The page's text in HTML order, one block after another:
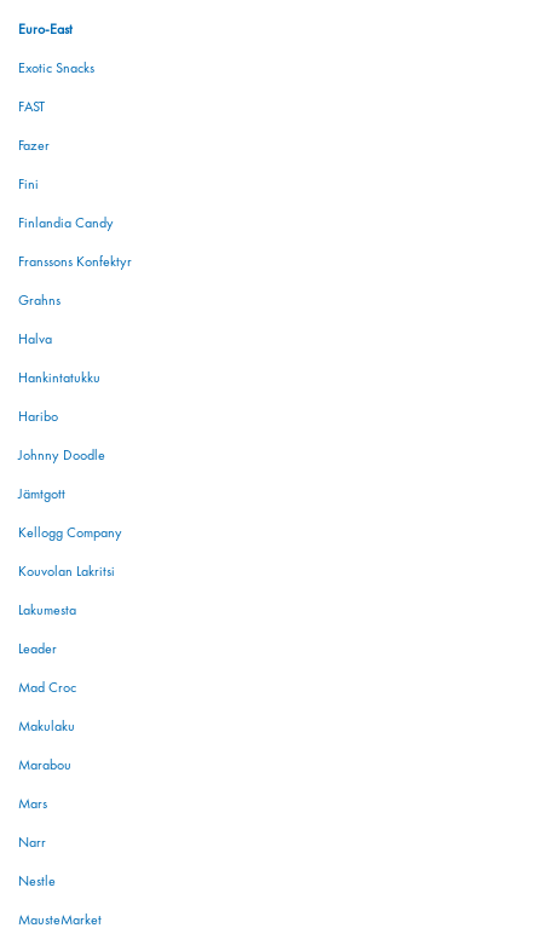
Euro-East
Exotic Snacks
FAST
Fazer
Fini
Finlandia Candy
Franssons Konfektyr
Grahns
Halva
Hankintatukku
Haribo
Johnny Doodle
Jämtgott
Kellogg Company
Kouvolan Lakritsi
Lakumesta
Leader
Mad Croc
Makulaku
Marabou
Mars
Narr
Nestle
MausteMarket